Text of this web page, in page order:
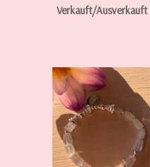
Verkauft/Ausverkauft